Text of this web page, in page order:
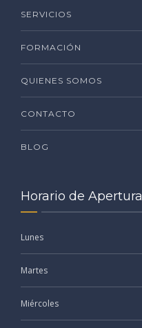
SERVICIOS
FORMACIÓN
QUIENES SOMOS
CONTACTO
BLOG
Horario de Apertura
Lunes
Martes
Miércoles